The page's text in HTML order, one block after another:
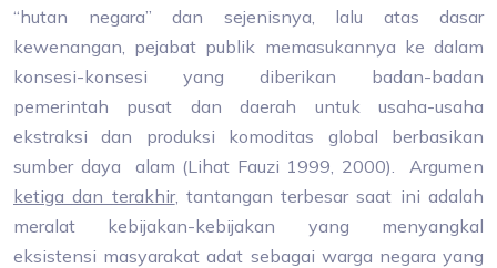
“hutan negara” dan sejenisnya, lalu atas dasar
kewenangan, pejabat publik memasukannya ke dalam
konsesi-konsesi yang diberikan badan-badan
pemerintah pusat dan daerah untuk usaha-usaha
ekstraksi dan produksi komoditas global berbasikan
sumber daya alam (Lihat Fauzi 1999, 2000). Argumen
ketiga dan terakhir, tantangan terbesar saat ini adalah
meralat kebijakan-kebijakan yang menyangkal
eksistensi masyarakat adat sebagai warga negara yang